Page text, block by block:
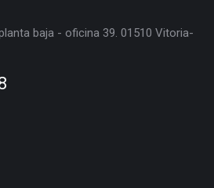
baja - oficina 39. 01510 Vitoria-